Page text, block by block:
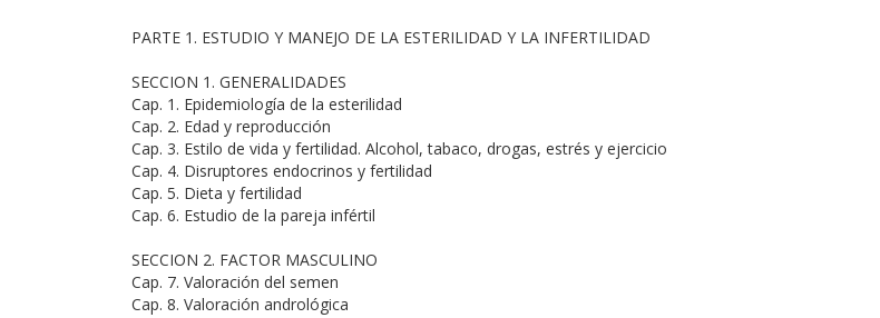
PARTE 1. ESTUDIO Y MANEJO DE LA ESTERILIDAD Y LA INFERTILIDAD
SECCION 1. GENERALIDADES
Cap. 1. Epidemiología de la esterilidad
Cap. 2. Edad y reproducción
Cap. 3. Estilo de vida y fertilidad. Alcohol, tabaco, drogas, estrés y ejercicio
Cap. 4. Disruptores endocrinos y fertilidad
Cap. 5. Dieta y fertilidad
Cap. 6. Estudio de la pareja infértil
SECCION 2. FACTOR MASCULINO
Cap. 7. Valoración del semen
Cap. 8. Valoración andrológica